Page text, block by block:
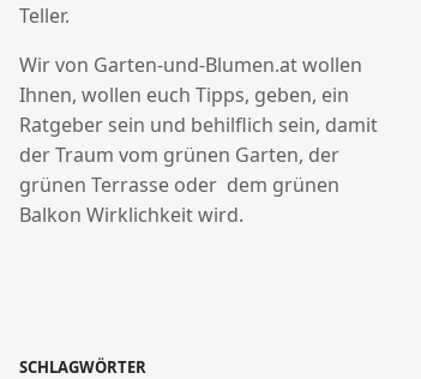
Teller.
Wir von Garten-und-Blumen.at wollen
Ihnen, wollen euch Tipps, geben, ein
Ratgeber sein und behilflich sein, damit
der Traum vom grünen Garten, der
grünen Terrasse oder dem grünen
Balkon Wirklichkeit wird.
SCHLAGWÖRTER